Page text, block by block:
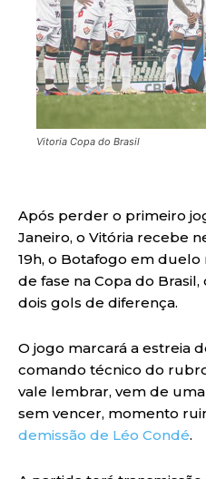
Vitoria Copa do Brasil
Após perder o primeiro
Janeiro, o Vitória recebe
19h, o Botafogo em duelo
de fase na Copa do
dois gols de diferença.
O jogo marcará a estreia
comando técnico do
vale lembrar, vem de
sem vencer, momento
demissão de Léo Condé.